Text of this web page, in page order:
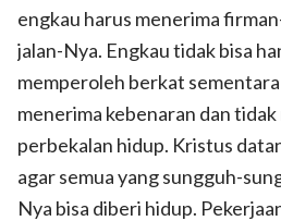
engkau harus menerima
jalan-Nya. Engkau tidak bisa
memperoleh berkat
menerima kebenaran dan
perbekalan hidup. Kristus
agar semua yang sungguh-
Nya bisa diberi hidup.